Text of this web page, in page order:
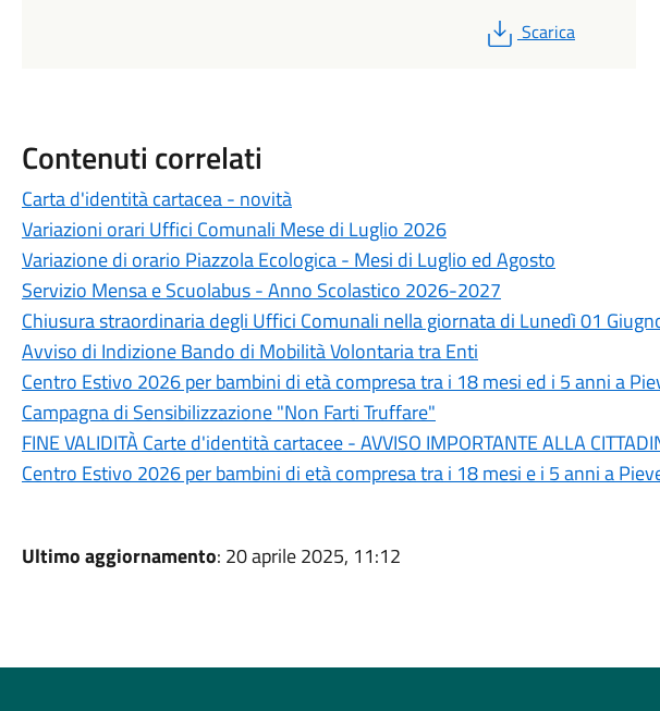
PDF
Scarica
Contenuti correlati
Carta d'identità cartacea - novità
Variazioni orari Uffici Comunali Mese di Luglio 2026
Variazione di orario Piazzola Ecologica - Mesi di Luglio ed Agosto
Servizio Mensa e Scuolabus - Anno Scolastico 2026-2027
Chiusura straordinaria degli Uffici Comunali nella giornata di Lunedì 01
Avviso di Indizione Bando di Mobilità Volontaria tra Enti
Centro Estivo 2026 per bambini di età compresa tra i 18 mesi ed i 5 anni a
Campagna di Sensibilizzazione "Non Farti Truffare"
FINE VALIDITÀ Carte d'identità cartacee - AVVISO IMPORTANTE ALLA
Centro Estivo 2026 per bambini di età compresa tra i 18 mesi e i 5 anni a
Ultimo aggiornamento: 20 aprile 2025, 11:12